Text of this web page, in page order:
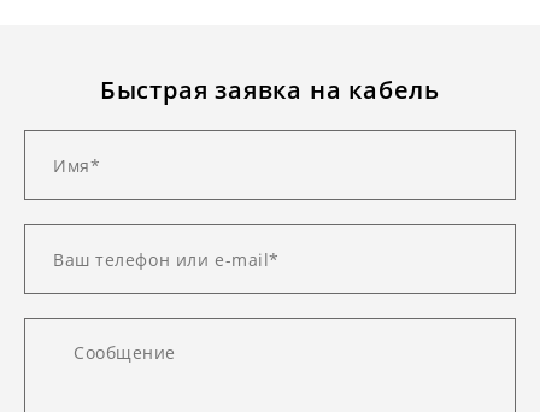
Быстрая заявка на кабель